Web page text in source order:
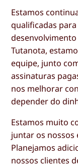
Estamos
qualificadas
desenvolvimento
Tutanota,
equipe, junto
assinaturas
nos melhorar
depender do
Estamos muito
juntar os nossos
Planejamos
nossos clientes